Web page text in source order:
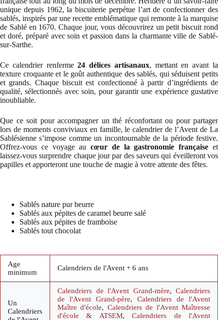
unique depuis 1962, la biscuiterie perpétue l’art de confectionner des
sablés, inspirés par une recette emblématique qui remonte à la marquise
de Sablé en 1670. Chaque jour, vous découvrirez un petit biscuit rond
et doré, préparé avec soin et passion dans la charmante ville de Sablé-
sur-Sarthe.
Ce calendrier renferme24 délices artisanaux, mettant en avant la
texture croquante et le goût authentique des sablés, qui séduisent petits
et grands. Chaque biscuit est confectionné à partir d’ingrédients de
qualité, sélectionnés avec soin, pour garantir une expérience gustative
inoubliable.
Que ce soit pour accompagner un thé réconfortant ou pour partager
lors de moments conviviaux en famille, le calendrier de l’Avent de La
Sablésienne s’impose comme un incontournable de la période festive.
Offrez-vous ce voyage aucœur de la gastronomie française et
laissez-vous surprendre chaque jour par des saveurs qui éveilleront vos
papilles et apporteront une touche de magie à votre attente des fêtes.
Sablés nature pur beurre
Sablés aux pépites de caramel beurre salé
Sablés aux pépites de framboise
Sablés tout chocolat
Age
minimum
Calendriers de l'Avent + 6 ans
Un
Calendriers
Calendriers de l'Avent Grand-mère, Calendriers
de l'Avent Grand-père, Calendriers de l'Avent
Maître d'école, Calendriers de l'Avent Maîtresse
d'école & ATSEM,Calendriers de l'Avent